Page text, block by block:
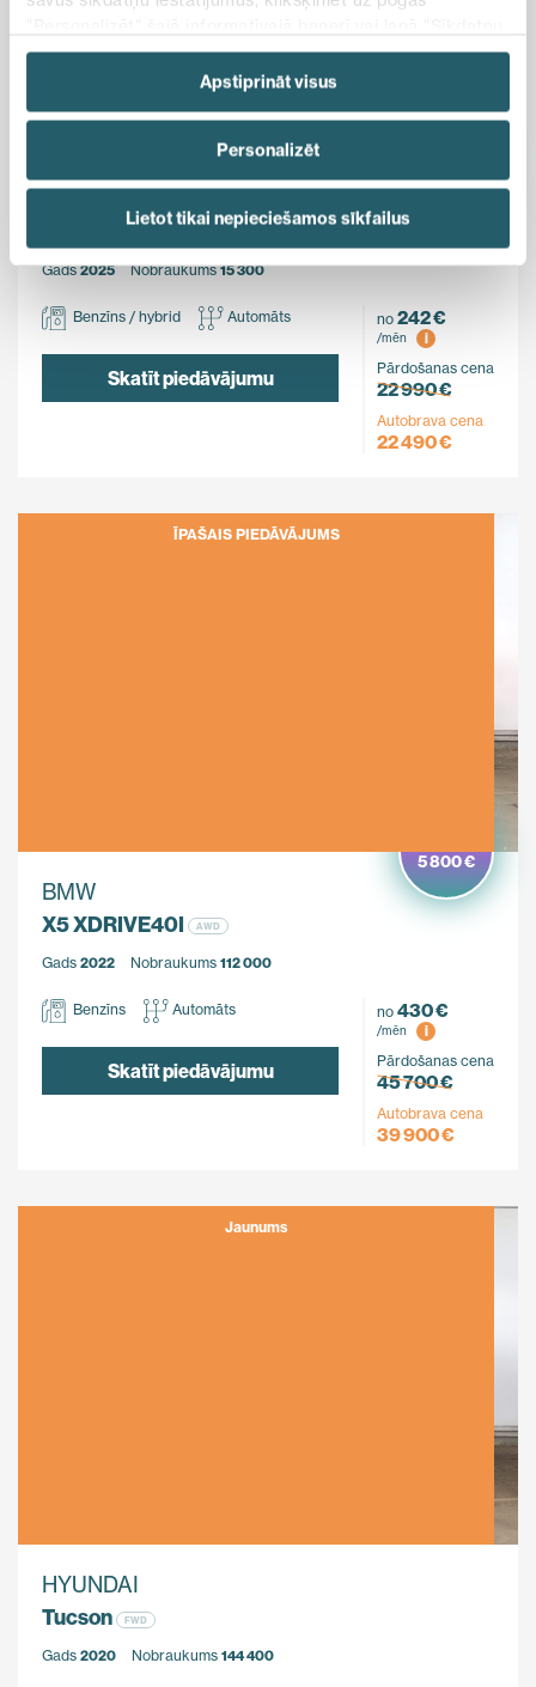
politika". Vairāk informācijas par sīkdatnēm ir pieejama
šajā informatīvajā banerī un mūsu Sīkdatņu politikā.
Apstiprināt visus
Personalizēt
Lietot tikai nepieciešamos sīkfailus
ZS Hybrid+
Gads2025 Nobraukums15 300
Benzīns / hybrid Automāts
Skatīt piedāvājumu
no 242 €
/mēn
i
Pārdošanas cena
22 990 €
Autobrava cena
22 490 €
ĪPAŠAIS PIEDĀVĀJUMS
BMW
X5 XDRIVE40I
AWD
Gads 2022 Nobraukums 112 000
5 800 €
Benzīns Automāts
Skatīt piedāvājumu
no 430 €
/mēn
i
Pārdošanas cena
45 700 €
Autobrava cena
39 900 €
Jaunums
HYUNDAI
Tucson
FWD
Gads 2020 Nobraukums 144 400